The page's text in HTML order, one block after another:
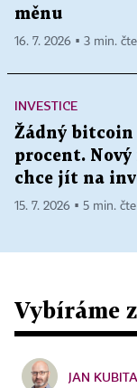
měnu
16. 7. 2026 ▪ 3 min.
INVESTICE
Žádný bitcoin
procent. Nový
chce jít na
15. 7. 2026 ▪ 5 min.
Vybíráme
JAN KUBITA